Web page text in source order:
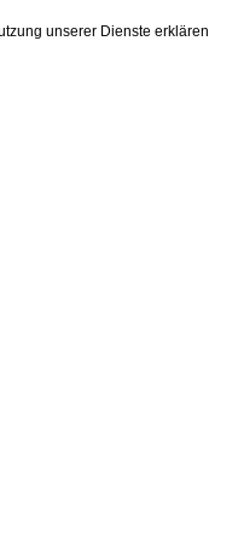
unserer Dienste erklären